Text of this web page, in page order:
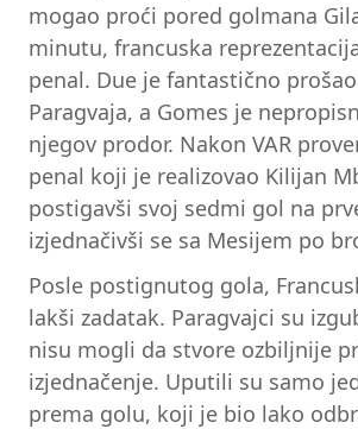
mogao proći pored golmana
minutu, francuska
penal. Due je fantastično
Paragvaja, a Gomes je
njegov prodor. Nakon VAR
penal koji je realizovao Kilijan
postigavši svoj sedmi gol na
izjednačivši se sa Mesijem po
Posle postignutog gola,
lakši zadatak. Paragvajci su
nisu mogli da stvore ozbiljnije
izjednačenje. Uputili su samo
prema golu, koji je bio lako